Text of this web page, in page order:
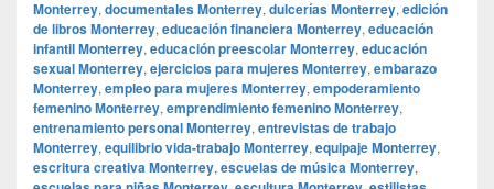
Monterrey, documentales Monterrey, dulcerías Monterrey, edición
de libros Monterrey, educación financiera Monterrey, educación
infantil Monterrey, educación preescolar Monterrey, educación
sexual Monterrey, ejercicios para mujeres Monterrey, embarazo
Monterrey, empleo para mujeres Monterrey, empoderamiento
femenino Monterrey, emprendimiento femenino Monterrey,
entrenamiento personal Monterrey, entrevistas de trabajo
Monterrey, equilibrio vida-trabajo Monterrey, equipaje Monterrey,
escritura creativa Monterrey, escuelas de música Monterrey,